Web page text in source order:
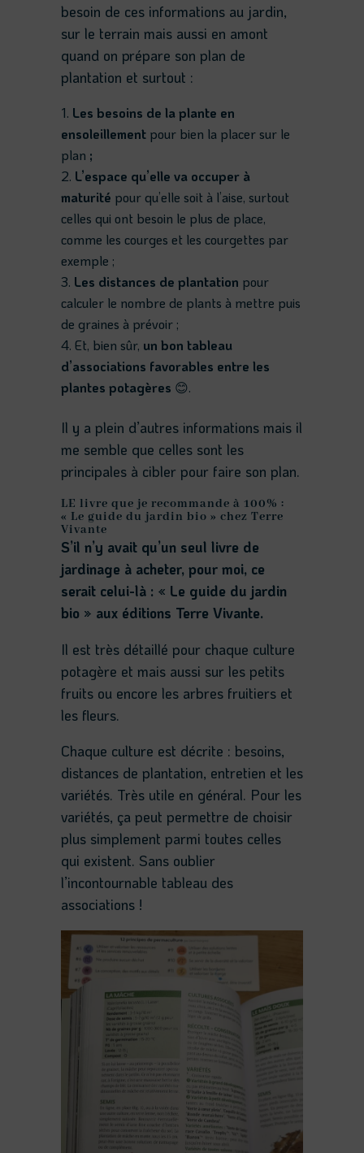
besoin de ces informations au jardin,
sur le terrain mais aussi en amont
quand on prépare son plan de
plantation et surtout :
Les besoins de la plante en
ensoleillement pour bien la placer sur le
plan ;
L’espace qu’elle va occuper à
maturité pour qu’elle soit à l’aise, surtout
celles qui ont besoin le plus de place,
comme les courges et les courgettes par
exemple ;
Les distances de plantation pour
calculer le nombre de plants à mettre puis
de graines à prévoir ;
Et, bien sûr, un bon tableau
d’associations favorables entre les
plantes potagères 😊.
Il y a plein d’autres informations mais il
me semble que celles sont les
principales à cibler pour faire son plan.
LE livre que je recommande à 100% :
« Le guide du jardin bio » chez Terre
Vivante
S’il n’y avait qu’un seul livre de
jardinage à acheter, pour moi, ce
serait celui-là : « Le guide du jardin
bio » aux éditions Terre Vivante.
Il est très détaillé pour chaque culture
potagère et mais aussi sur les petits
fruits ou encore les arbres fruitiers et
les fleurs.
Chaque culture est décrite : besoins,
distances de plantation, entretien et les
variétés. Très utile en général. Pour les
variétés, ça peut permettre de choisir
plus simplement parmi toutes celles
qui existent. Sans oublier
l’incontournable tableau des
associations !